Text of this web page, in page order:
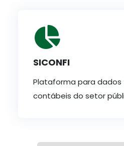
SICONFI
Plataforma para dados
contábeis do setor